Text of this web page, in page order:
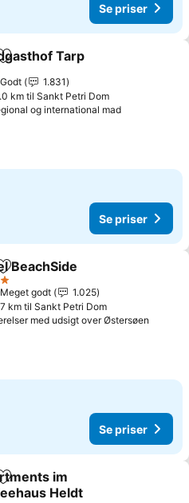
Se priser
Føj til favoritter
Tarp
Godt
1.831
km til Sankt Petri Dom
og international mad
Se priser
Føj til favoritter
BeachSide
Meget godt
1.025
km til Sankt Petri Dom
med udsigt over Østersøen
Se priser
Føj til favoritter
im
Heldt